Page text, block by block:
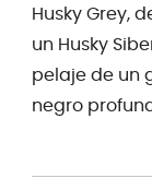
Husky Grey,
un Husky
pelaje de un
negro